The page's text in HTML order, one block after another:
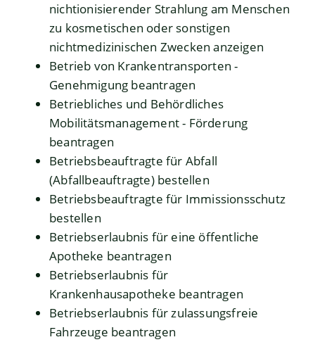
nichtionisierender Strahlung am Menschen
zu kosmetischen oder sonstigen
nichtmedizinischen Zwecken anzeigen
Betrieb von Krankentransporten -
Genehmigung beantragen
Betriebliches und Behördliches
Mobilitätsmanagement - Förderung
beantragen
Betriebsbeauftragte für Abfall
(Abfallbeauftragte) bestellen
Betriebsbeauftragte für Immissionsschutz
bestellen
Betriebserlaubnis für eine öffentliche
Apotheke beantragen
Betriebserlaubnis für
Krankenhausapotheke beantragen
Betriebserlaubnis für zulassungsfreie
Fahrzeuge beantragen